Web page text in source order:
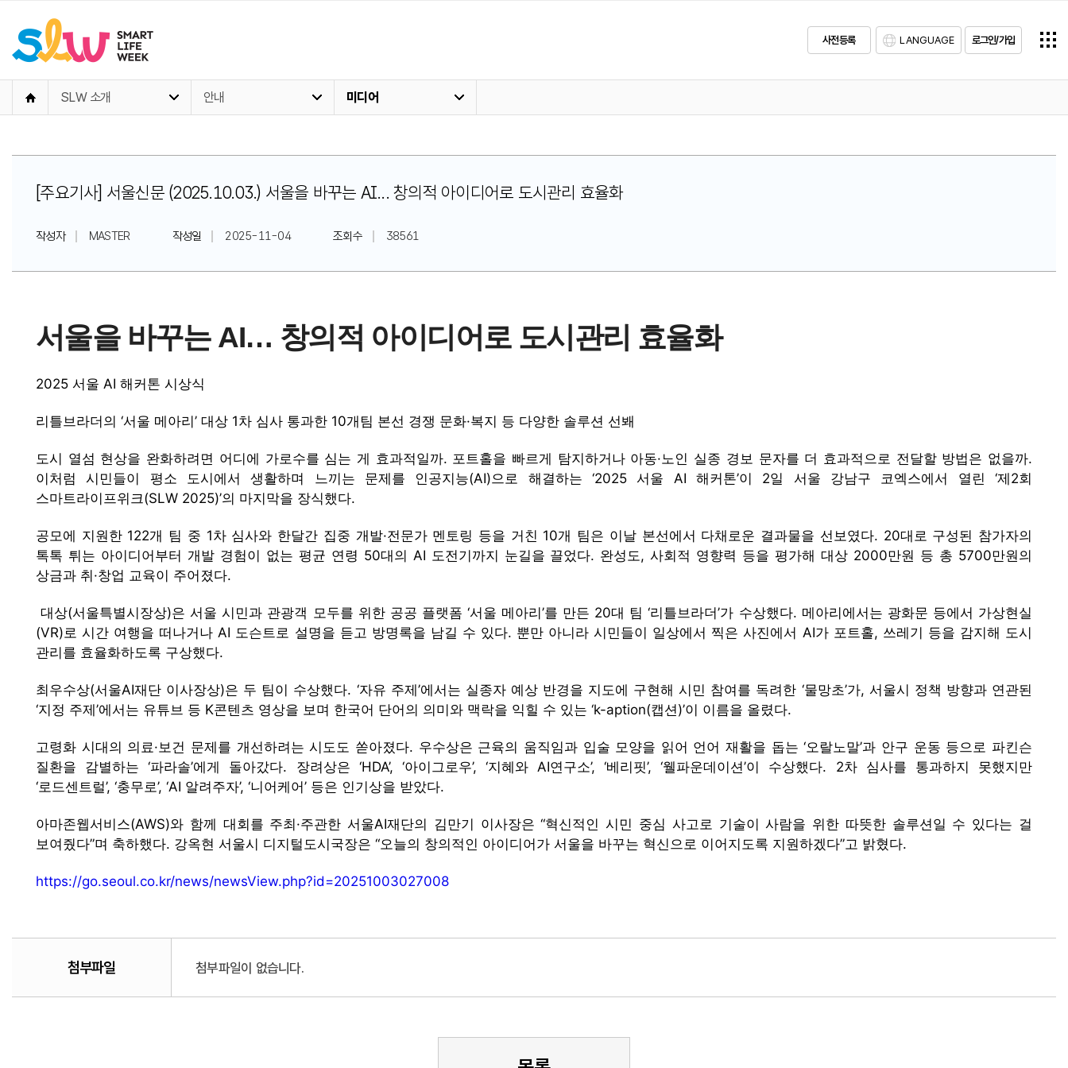
사전등록 LANGUAGE 로그인/가입
SLW 소개 안내 미디어
[주요기사] 서울신문 (2025.10.03.) 서울을 바꾸는 AI... 창의적 아이디어로 도시관리 효율화
작성자 MASTER 작성일 2025-11-04 조회수 38561
서울을 바꾸는 AI… 창의적 아이디어로 도시관리 효율화
2025 서울 AI 해커톤 시상식
리틀브라더의 ‘서울 메아리’ 대상 1차 심사 통과한 10개팀 본선 경쟁 문화·복지 등 다양한 솔루션 선봬
도시 열섬 현상을 완화하려면 어디에 가로수를 심는 게 효과적일까. 포트홀을 빠르게 탐지하거나 아동·노인 실종 경보 문자를 더 효과적으로 전달할 방법은 없을까.
이처럼 시민들이 평소 도시에서 생활하며 느끼는 문제를 인공지능(AI)으로 해결하는 ‘2025 서울 AI 해커톤’이 2일 서울 강남구 코엑스에서 열린 ‘제2회
스마트라이프위크(SLW 2025)’의 마지막을 장식했다.
공모에 지원한 122개 팀 중 1차 심사와 한달간 집중 개발·전문가 멘토링 등을 거친 10개 팀은 이날 본선에서 다채로운 결과물을 선보였다. 20대로 구성된 참가자의
톡톡 튀는 아이디어부터 개발 경험이 없는 평균 연령 50대의 AI 도전기까지 눈길을 끌었다. 완성도, 사회적 영향력 등을 평가해 대상 2000만원 등 총 5700만원의
상금과 취·창업 교육이 주어졌다.
대상(서울특별시장상)은 서울 시민과 관광객 모두를 위한 공공 플랫폼 ‘서울 메아리’를 만든 20대 팀 ‘리틀브라더’가 수상했다. 메아리에서는 광화문 등에서 가상현실
(VR)로 시간 여행을 떠나거나 AI 도슨트로 설명을 듣고 방명록을 남길 수 있다. 뿐만 아니라 시민들이 일상에서 찍은 사진에서 AI가 포트홀, 쓰레기 등을 감지해 도시
관리를 효율화하도록 구상했다.
최우수상(서울AI재단 이사장상)은 두 팀이 수상했다. ‘자유 주제’에서는 실종자 예상 반경을 지도에 구현해 시민 참여를 독려한 ‘물망초’가, 서울시 정책 방향과 연관된
‘지정 주제’에서는 유튜브 등 K콘텐츠 영상을 보며 한국어 단어의 의미와 맥락을 익힐 수 있는 ‘k-aption(캡션)’이 이름을 올렸다.
고령화 시대의 의료·보건 문제를 개선하려는 시도도 쏟아졌다. 우수상은 근육의 움직임과 입술 모양을 읽어 언어 재활을 돕는 ‘오랄노말’과 안구 운동 등으로 파킨슨
질환을 감별하는 ‘파라솔’에게 돌아갔다. 장려상은 ‘HDA’, ‘아이그로우’, ‘지혜와 AI연구소’, ‘베리핏’, ‘웰파운데이션’이 수상했다. 2차 심사를 통과하지 못했지만
‘로드센트럴’, ‘충무로’, ‘AI 알려주자’, ‘니어케어’ 등은 인기상을 받았다.
아마존웹서비스(AWS)와 함께 대회를 주최·주관한 서울AI재단의 김만기 이사장은 “혁신적인 시민 중심 사고로 기술이 사람을 위한 따뜻한 솔루션일 수 있다는 걸
보여줬다”며 축하했다. 강옥현 서울시 디지털도시국장은 “오늘의 창의적인 아이디어가 서울을 바꾸는 혁신으로 이어지도록 지원하겠다”고 밝혔다.
https://go.seoul.co.kr/news/newsView.php?id=20251003027008
첨부파일 첨부파일이 없습니다.